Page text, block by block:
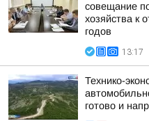
совещание
хозяйства к
годов
13:17
Технико-
готово и